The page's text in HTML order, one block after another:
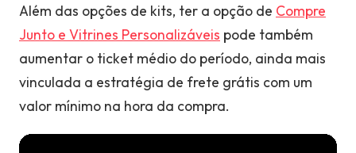
Além das opções de kits, ter a opção de Compre
Junto e Vitrines Personalizáveis pode também
aumentar o ticket médio do período, ainda mais
vinculada a estratégia de frete grátis com um
valor mínimo na hora da compra.